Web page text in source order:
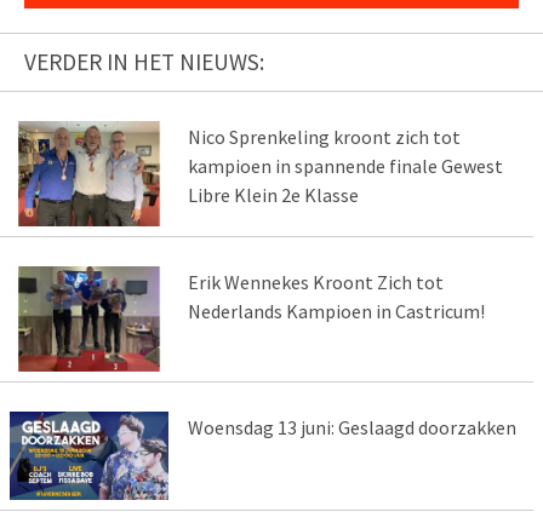
VERDER IN HET NIEUWS:
Nico Sprenkeling kroont zich tot
kampioen in spannende finale Gewest
Libre Klein 2e Klasse
Erik Wennekes Kroont Zich tot
Nederlands Kampioen in Castricum!
Woensdag 13 juni: Geslaagd doorzakken